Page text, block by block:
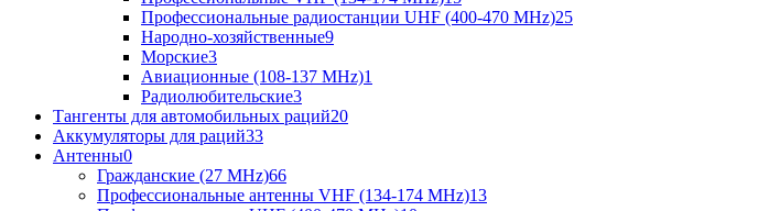
Профессиональные радиостанции UHF (400-470 MHz)25
Народно-хозяйственные9
Морские3
Авиационные (108-137 MHz)1
Радиолюбительские3
Тангенты для автомобильных раций20
Аккумуляторы для раций33
Антенны0
Гражданские (27 MHz)66
Профессиональные антенны VHF (134-174 MHz)13